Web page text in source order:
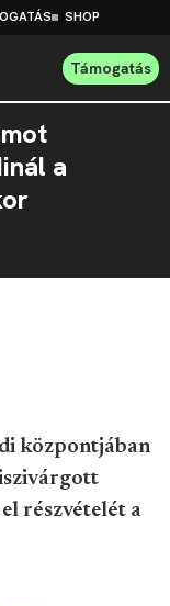
SHOP
Támogatás
a
központjában
részvételét a